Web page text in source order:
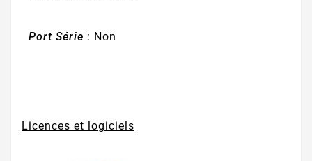
Port Série : Non
Licences et logiciels